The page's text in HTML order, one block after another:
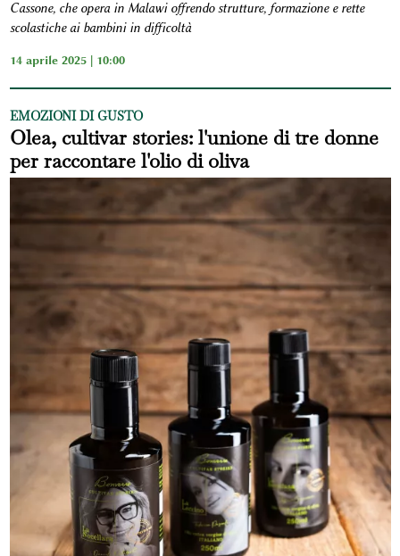
Cassone, che opera in Malawi offrendo strutture, formazione e rette
scolastiche ai bambini in difficoltà
14 aprile 2025 | 10:00
EMOZIONI DI GUSTO
Olea, cultivar stories: l'unione di tre donne
per raccontare l'olio di oliva